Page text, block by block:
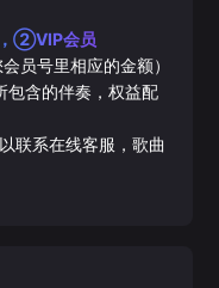
②VIP会员
员号里相应的金额）
包含的伴奏，权益配
联系在线客服，歌曲